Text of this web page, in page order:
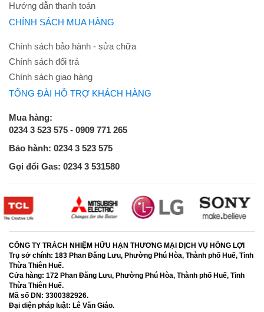
Hướng dẫn thanh toán
CHÍNH SÁCH MUA HÀNG
Chính sách bảo hành - sửa chữa
Chính sách đổi trả
Chính sách giao hàng
TỔNG ĐÀI HỖ TRỢ KHÁCH HÀNG
Mua hàng:
0234 3 523 575 - 0909 771 265
Bảo hành: 0234 3 523 575
Gọi đổi Gas: 0234 3 531580
CÔNG TY TRÁCH NHIỆM HỮU HẠN THƯƠNG MẠI DỊCH VỤ HỒNG LỢI
Trụ sở chính: 183 Phan Đăng Lưu, Phường Phú Hòa, Thành phố Huế, Tỉnh
Thừa Thiên Huế.
Cửa hàng: 172 Phan Đăng Lưu, Phường Phú Hòa, Thành phố Huế, Tỉnh
Thừa Thiên Huế.
Mã số DN: 3300382926.
Đại diện pháp luật: Lê Văn Giáo.